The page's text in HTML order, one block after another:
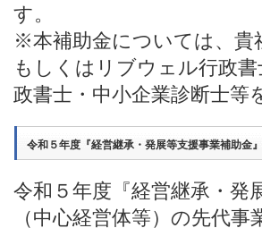
す。
※本補助金については、貴
もしくはリブウェル行政
政書士・中小企業診断士
令和５年度『経営継承・発展等支援事業補助金
令和５年度『経営継承・発
（中心経営体等）の先代